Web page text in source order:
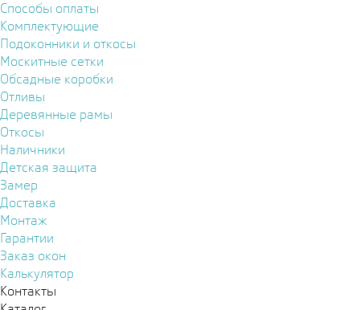
Способы оплаты
Комплектующие
Подоконники и откосы
Москитные сетки
Обсадные коробки
Отливы
Деревянные рамы
Откосы
Наличники
Детская защита
Замер
Доставка
Монтаж
Гарантии
Заказ окон
Калькулятор
Контакты